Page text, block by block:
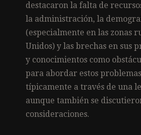
destacaron la falta de
la administración, la
(especialmente en las zonas
Unidos) y las brechas en sus
y conocimientos como
para abordar estos
típicamente a través de una
aunque también se
consideraciones.